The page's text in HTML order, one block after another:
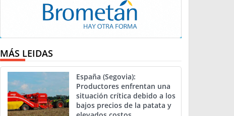
MÁS LEIDAS
España (Segovia):
Productores enfrentan una
situación crítica debido a los
bajos precios de la patata y